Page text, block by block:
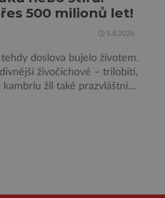
kontinentu a vyskytuje se
500 milionů let!
5.8.2026
doslova bujelo životem.
živočichové – trilobiti,
žil také prazvláštní